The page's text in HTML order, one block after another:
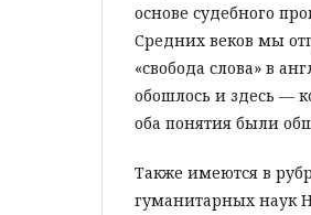
основе судебного
Средних веков мы
«свобода слова» в
обошлось и здесь —
оба понятия были
Также имеются в
гуманитарных наук